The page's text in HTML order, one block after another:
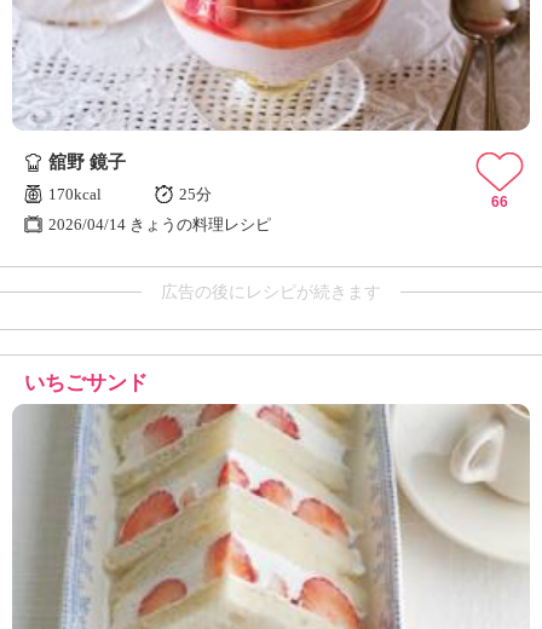
舘野 鏡子
170kcal
25分
2026/04/14 きょうの料理レシピ
66
広告の後にレシピが続きます
いちごサンド